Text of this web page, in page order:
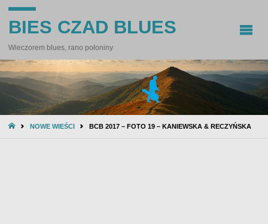
BIES CZAD BLUES
Wieczorem blues, rano połoniny
STRONANOWE WIEŚCI BCB 2017 – FOTO 19 – KANIEWSKA & RECZYŃSKA